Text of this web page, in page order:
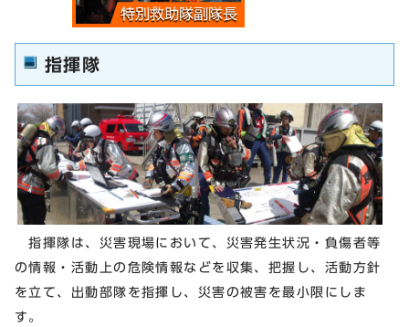
指揮隊
指揮隊は、災害現場において、災害発生状況・負傷者等
の情報・活動上の危険情報などを収集、把握し、活動方針
を立て、出動部隊を指揮し、災害の被害を最小限にしま
す。